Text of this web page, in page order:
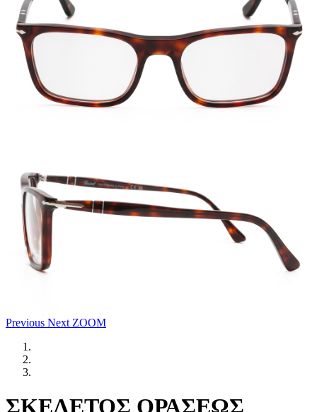
Previous Next ZOOM
ΣΚΕΛΕΤΟΣ ΟΡΑΣΕΩΣ